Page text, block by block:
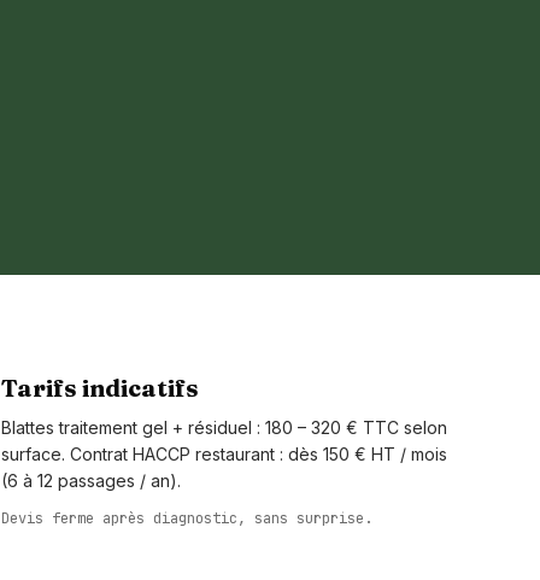
Tarifs indicatifs
Blattes traitement gel + résiduel : 180 – 320 € TTC selon
surface. Contrat HACCP restaurant : dès 150 € HT / mois
(6 à 12 passages / an).
Devis ferme après diagnostic, sans surprise.